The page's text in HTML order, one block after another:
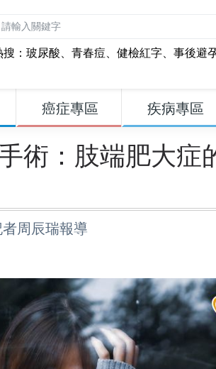
： 玻尿酸、 青春痘、 健檢紅字、 事後避
癌症專區 疾病專區
術：肢端肥大症
周辰瑞報導